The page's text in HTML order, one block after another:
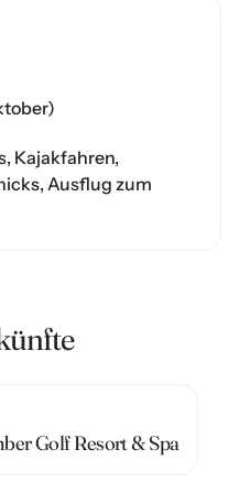
Kajakfahren,
Ausflug zum
Golf Resort & Spa